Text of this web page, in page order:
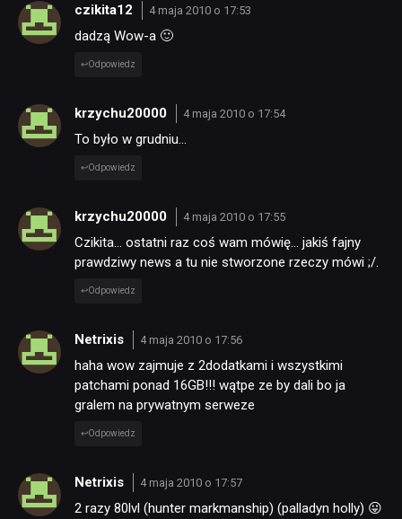
czikita12 4 maja 2010 o 17:53
dadzą Wow-a 🙂
Odpowiedz
krzychu20000 4 maja 2010 o 17:54
To było w grudniu…
Odpowiedz
krzychu20000 4 maja 2010 o 17:55
Czikita… ostatni raz coś wam mówię… jakiś fajny
prawdziwy news a tu nie stworzone rzeczy mówi ;/.
Odpowiedz
Netrixis 4 maja 2010 o 17:56
haha wow zajmuje z 2dodatkami i wszystkimi
patchami ponad 16GB!!! wątpe ze by dali bo ja
gralem na prywatnym serweze
Odpowiedz
Netrixis 4 maja 2010 o 17:57
2 razy 80lvl (hunter markmanship) (palladyn holly) 😛